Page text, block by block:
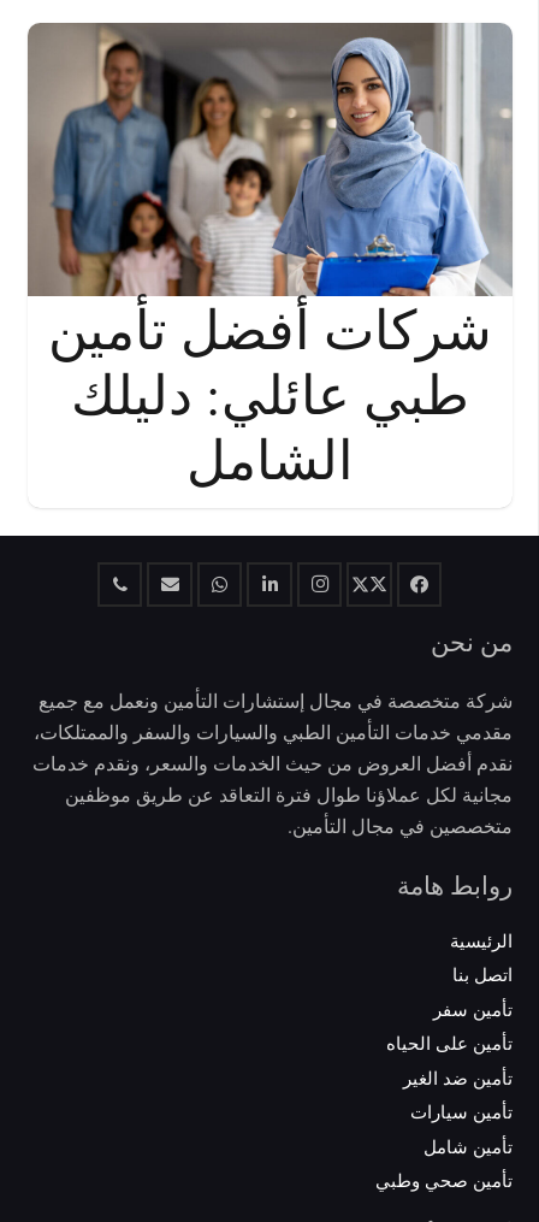
شركات أفضل تأمين
طبي عائلي: دليلك
الشامل
من نحن
شركة متخصصة في مجال إستشارات التأمين ونعمل مع جميع
مقدمي خدمات التأمين الطبي والسيارات والسفر والممتلكات،
نقدم أفضل العروض من حيث الخدمات والسعر، ونقدم خدمات
مجانية لكل عملاؤنا طوال فترة التعاقد عن طريق موظفين
متخصصين في مجال التأمين.
روابط هامة
الرئيسية
اتصل بنا
تأمين سفر
تأمين على الحياه
تأمين ضد الغير
تأمين سيارات
تأمين شامل
تأمين صحي وطبي